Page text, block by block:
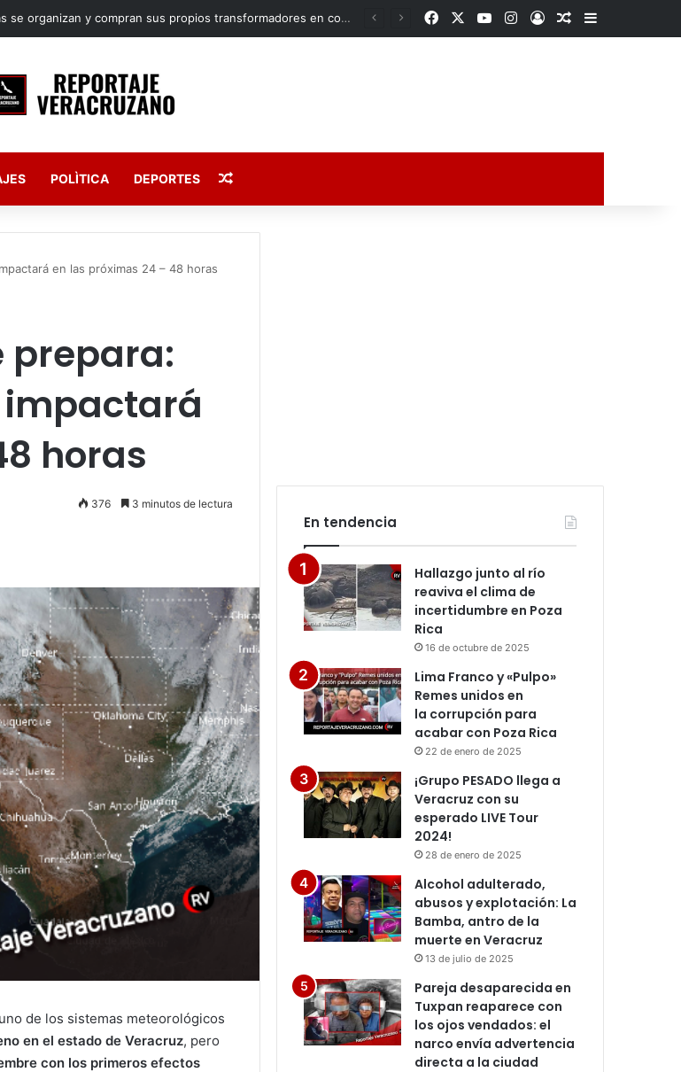
Ante fallas de la CFE, familias se organizan y compran sus propios transformadores en comunidades de Veracruz FacebookYouTubeInstagram
AccesoPublicación al
Barra lateral
POLÌTICA DEPORTES Publicación al azar
en las próximas 24 – 48 horas
prepara:
impactará
horas
376 3 minutos de lectura
de los sistemas meteorológicos
en el estado de Veracruz, pero
con los primeros efectos
En tendencia
Hallazgo junto al río
reaviva el clima de
incertidumbre en Poza
Rica
16 de octubre de 2025
Lima Franco y «Pulpo»
Remes unidos en
la corrupción para
acabar con Poza Rica
22 de enero de 2025
¡Grupo PESADO llega a
Veracruz con su
esperado LIVE Tour
2024!
28 de enero de 2025
Alcohol adulterado,
abusos y explotación: La
Bamba, antro de la
muerte en Veracruz
13 de julio de 2025
Pareja desaparecida en
Tuxpan reaparece con
los ojos vendados: el
narco envía advertencia
directa a la ciudad